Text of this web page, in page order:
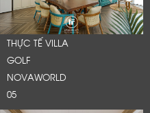
THỰC TẾ VILLA
GOLF
NOVAWORLD
05